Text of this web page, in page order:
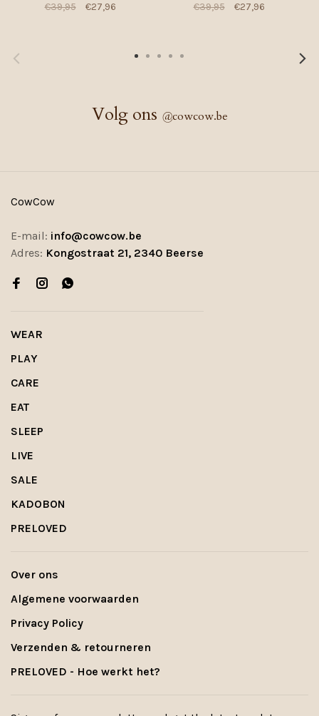
€39,95 €27,96 €39,95 €27,96
Volg ons @cowcow.be
CowCow
E-mail: info@cowcow.be
Adres: Kongostraat 21, 2340 Beerse
WEAR
PLAY
CARE
EAT
SLEEP
LIVE
SALE
KADOBON
PRELOVED
Over ons
Algemene voorwaarden
Privacy Policy
Verzenden & retourneren
PRELOVED - Hoe werkt het?